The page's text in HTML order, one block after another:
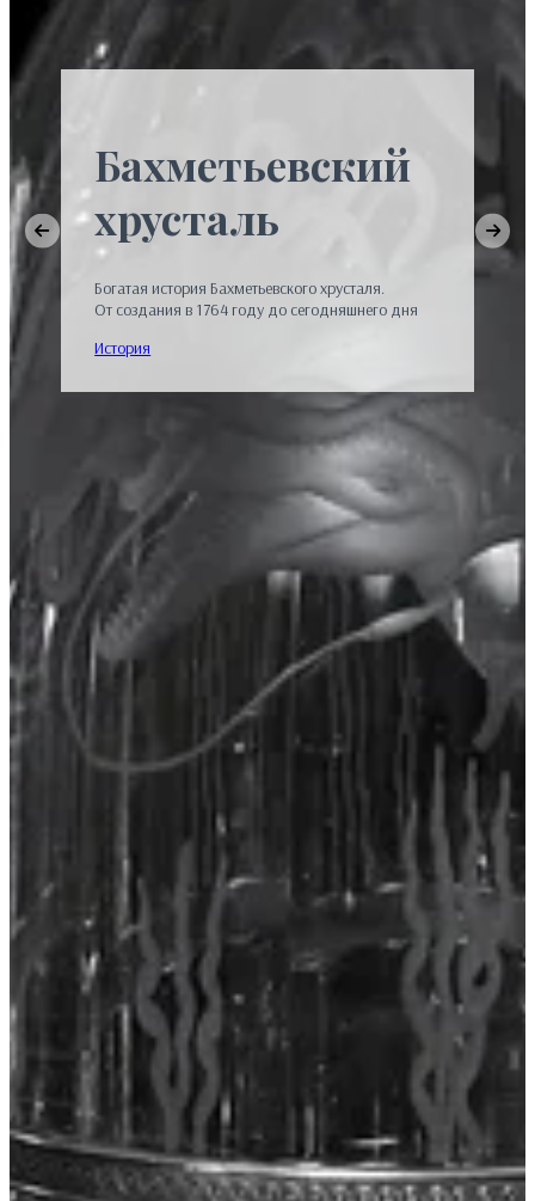
Бахметьевский
хрусталь
Богатая история Бахметьевского хрусталя.
От создания в 1764 году до сегодняшнего дня
История